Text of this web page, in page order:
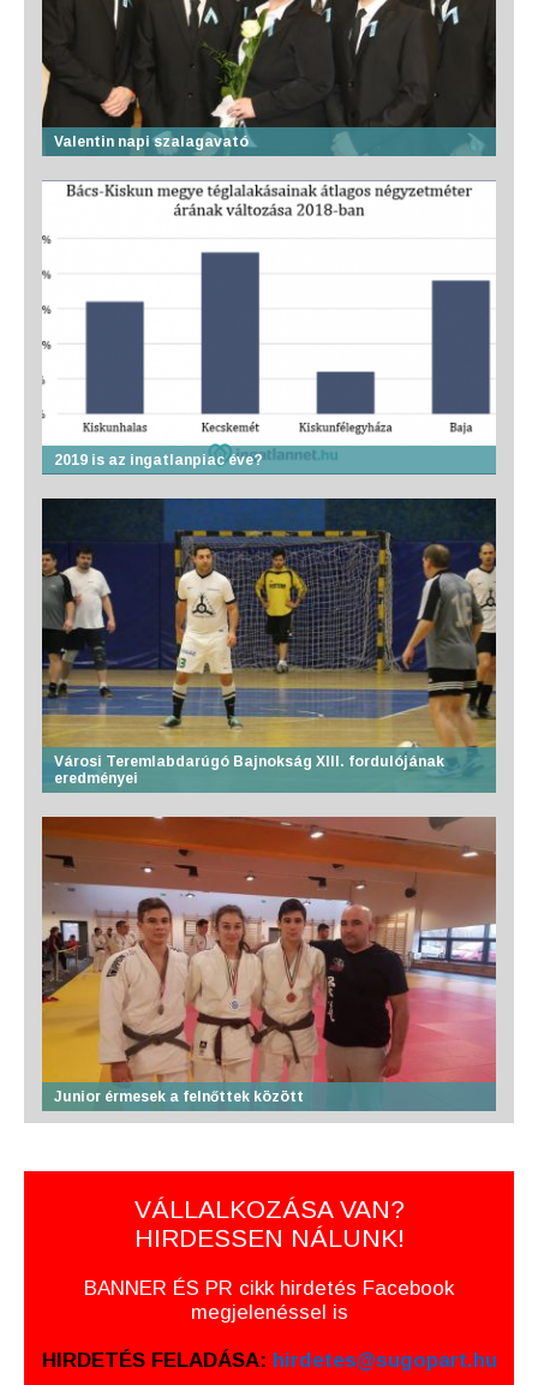
Valentin napi szalagavató
2019 is az ingatlanpiac éve?
Városi Teremlabdarúgó Bajnokság XIII. fordulójának
eredményei
Junior érmesek a felnőttek között
VÁLLALKOZÁSA VAN?
HIRDESSEN NÁLUNK!
BANNER ÉS PR cikk hirdetés Facebook
megjelenéssel is
HIRDETÉS FELADÁSA: hirdetes@sugopart.hu